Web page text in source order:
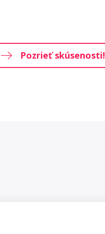
Pozrieť skúsenosti!